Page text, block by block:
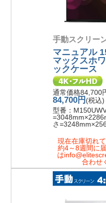
手動スクリー
マニュアル
マックスホ
ックケース
通常価格84,700
84,700円 (税込)
型番：
さ
現在在庫切れ
約4～8週間に
は
合わせ